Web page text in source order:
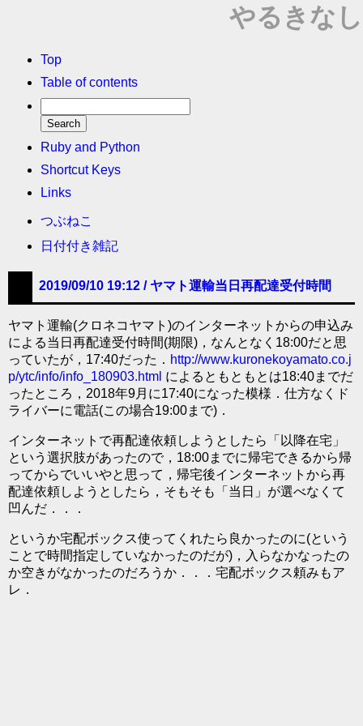
やるきなし
Top
Table of contents
Ruby and Python
Shortcut Keys
Links
つぶねこ
日付付き雑記
2019/09/10 19:12 / ヤマト運輸当日再配達受付時間
ヤマト運輸(クロネコヤマト)のインターネットからの申込み
による当日再配達受付時間(期限)，なんとなく18:00だと思
っていたが，17:40だった． http://www.kuronekoyamato.co.j
p/ytc/info/info_180903.html によるともともとは18:40までだ
ったところ，2018年9月に17:40になった模様．仕方なくド
ライバーに電話(この場合19:00まで)．
インターネットで再配達依頼しようとしたら「以降在宅」
という選択肢があったので，18:00までに帰宅できるから帰
ってからでいいやと思って，帰宅後インターネットから再
配達依頼しようとしたら，そもそも「当日」が選べなくて
凹んだ．．．
というか宅配ボックス使ってくれたら良かったのに(という
ことで時間指定していなかったのだが)，入らなかなったの
か空きがなかったのだろうか．．．宅配ボックス頼みもア
レ．